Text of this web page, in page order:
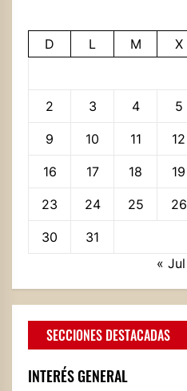
D L M X
2 3 4 5
9 10 11 12
16 17 18 19
23 24 25 26
30
31
« Jul
SECCIONES DESTACADAS
INTERÉS GENERAL